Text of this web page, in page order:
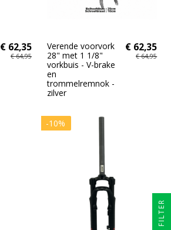
€ 62,35
€ 64,95
Verende voorvork
28" met 1 1/8"
vorkbuis - V-brake
en
trommelremnok -
zilver
€ 62,35
€ 64,95
-10%
FILTER